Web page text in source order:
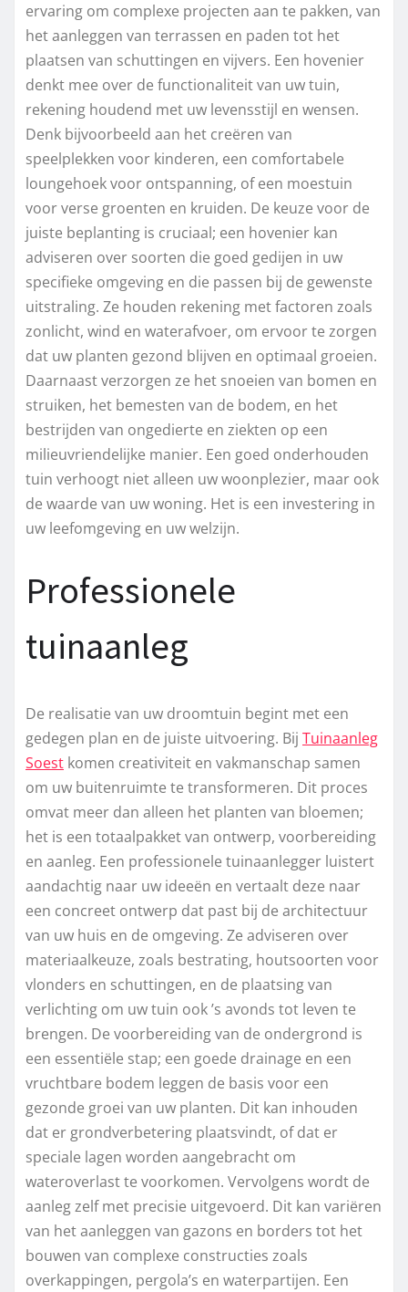
ervaring om complexe projecten aan te pakken, van
het aanleggen van terrassen en paden tot het
plaatsen van schuttingen en vijvers. Een hovenier
denkt mee over de functionaliteit van uw tuin,
rekening houdend met uw levensstijl en wensen.
Denk bijvoorbeeld aan het creëren van
speelplekken voor kinderen, een comfortabele
loungehoek voor ontspanning, of een moestuin
voor verse groenten en kruiden. De keuze voor de
juiste beplanting is cruciaal; een hovenier kan
adviseren over soorten die goed gedijen in uw
specifieke omgeving en die passen bij de gewenste
uitstraling. Ze houden rekening met factoren zoals
zonlicht, wind en waterafvoer, om ervoor te zorgen
dat uw planten gezond blijven en optimaal groeien.
Daarnaast verzorgen ze het snoeien van bomen en
struiken, het bemesten van de bodem, en het
bestrijden van ongedierte en ziekten op een
milieuvriendelijke manier. Een goed onderhouden
tuin verhoogt niet alleen uw woonplezier, maar ook
de waarde van uw woning. Het is een investering in
uw leefomgeving en uw welzijn.
Professionele
tuinaanleg
De realisatie van uw droomtuin begint met een
gedegen plan en de juiste uitvoering. Bij Tuinaanleg
Soest komen creativiteit en vakmanschap samen
om uw buitenruimte te transformeren. Dit proces
omvat meer dan alleen het planten van bloemen;
het is een totaalpakket van ontwerp, voorbereiding
en aanleg. Een professionele tuinaanlegger luistert
aandachtig naar uw ideeën en vertaalt deze naar
een concreet ontwerp dat past bij de architectuur
van uw huis en de omgeving. Ze adviseren over
materiaalkeuze, zoals bestrating, houtsoorten voor
vlonders en schuttingen, en de plaatsing van
verlichting om uw tuin ook ’s avonds tot leven te
brengen. De voorbereiding van de ondergrond is
een essentiële stap; een goede drainage en een
vruchtbare bodem leggen de basis voor een
gezonde groei van uw planten. Dit kan inhouden
dat er grondverbetering plaatsvindt, of dat er
speciale lagen worden aangebracht om
wateroverlast te voorkomen. Vervolgens wordt de
aanleg zelf met precisie uitgevoerd. Dit kan variëren
van het aanleggen van gazons en borders tot het
bouwen van complexe constructies zoals
overkappingen, pergola’s en waterpartijen. Een